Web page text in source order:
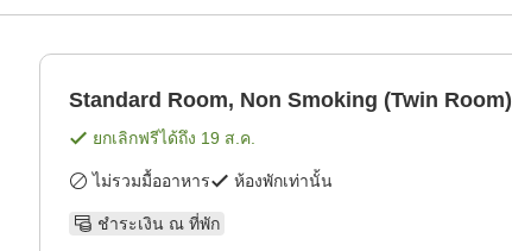
Standard Room, Non Smoking (Twin Room)
ยกเลิกฟรีได้ถึง 19 ส.ค.
ไม่รวมมื้ออาหาร ห้องพักเท่านั้น
ชำระเงิน ณ ที่พัก